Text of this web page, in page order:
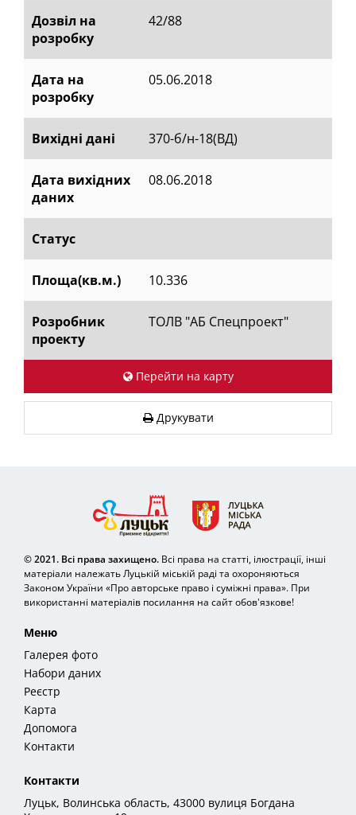
Дозвіл на
розробку
42/88
Дата на
розробку
05.06.2018
Вихідні дані 370-б/н-18(ВД)
Дата вихідних
даних
08.06.2018
Статус
Площа(кв.м.) 10.336
Розробник
проекту
ТОЛВ "АБ Спецпроект"
Перейти на карту
Друкувати
© 2021. Всі права захищено. Всі права на статті, ілюстрації, інші
матеріали належать Луцькій міській раді та охороняються
Законом України «Про авторське право і суміжні права». При
використанні матеріалів посилання на сайт обов'язкове!
Меню
Галерея фото
Набори даних
Реєстр
Карта
Допомога
Контакти
Контакти
Луцьк, Волинська область, 43000 вулиця Богдана